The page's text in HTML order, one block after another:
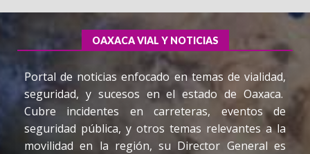
OAXACA VIAL Y NOTICIAS
Portal de noticias enfocado en temas de vialidad,
seguridad, y sucesos en el estado de Oaxaca.
Cubre incidentes en carreteras, eventos de
seguridad pública, y otros temas relevantes a la
movilidad en la región, su Director General es